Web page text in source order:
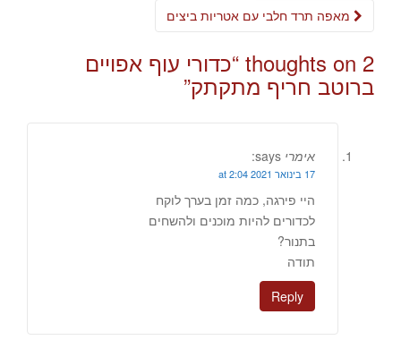
2 thoughts on “ כדורי עוף אפויים
ברוטב חריף מתקתק”
אימרי says:
17 בינואר 2021 at 2:04
היי פירגה, כמה זמן בערך לוקח
לכדורים להיות מוכנים ולהשחים
בתנור?
תודה
Reply